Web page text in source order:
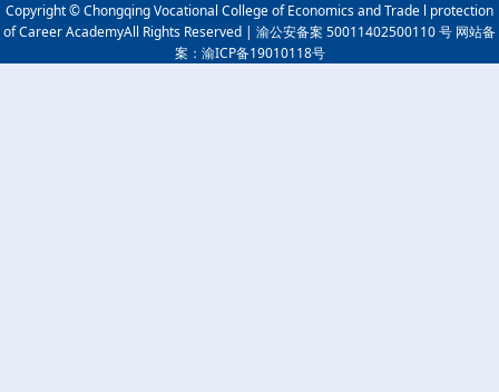
Copyright © Chongqing Vocational College of Economics and Trade l protection
of Career AcademyAll Rights Reserved | 渝公安备案 50011402500110 号 网站备
案：渝ICP备19010118号